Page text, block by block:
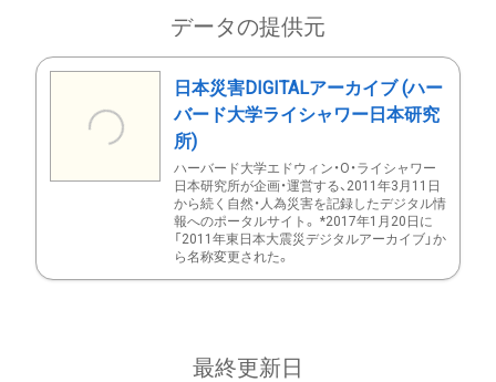
データの提供元
日本災害DIGITALアーカイブ (ハー
バード大学ライシャワー日本研究
所)
ハーバード大学エドウィン・O・ライシャワー
日本研究所が企画・運営する、2011年3月11日
から続く自然・人為災害を記録したデジタル情
報へのポータルサイト。 *2017年1月20日に
「2011年東日本大震災デジタルアーカイブ」か
ら名称変更された。
最終更新日